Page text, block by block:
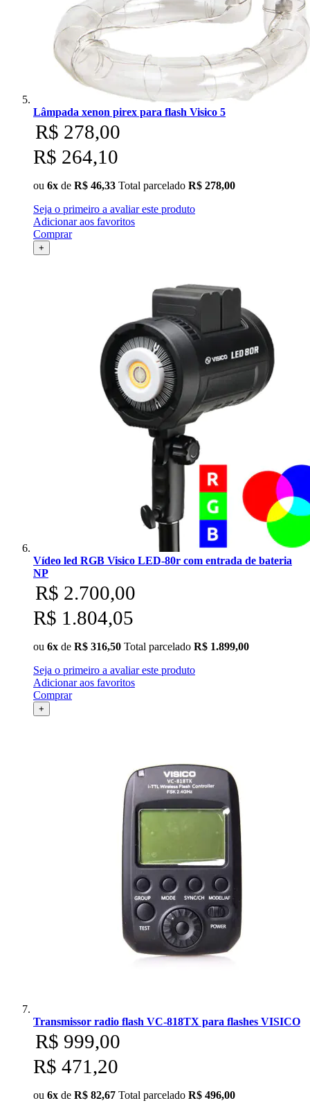
Lâmpada xenon pirex para flash Visico 5
R$ 278,00
R$ 264,10
ou 6x de R$ 46,33 Total parcelado R$ 278,00
Seja o primeiro a avaliar este produto
Adicionar aos favoritos
Comprar
+
Vídeo led RGB Visico LED-80r com entrada de bateria
NP
R$ 2.700,00
R$ 1.804,05
ou 6x de R$ 316,50 Total parcelado R$ 1.899,00
Seja o primeiro a avaliar este produto
Adicionar aos favoritos
Comprar
+
Transmissor radio flash VC-818TX para flashes VISICO
R$ 999,00
R$ 471,20
ou 6x de R$ 82,67 Total parcelado R$ 496,00